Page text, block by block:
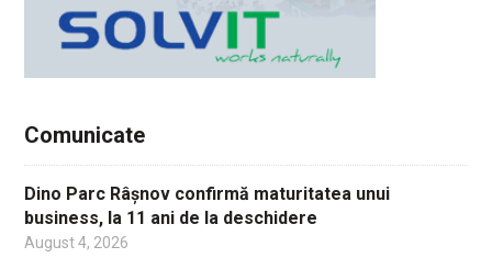
Comunicate
Dino Parc Râșnov confirmă maturitatea unui
business, la 11 ani de la deschidere
August 4, 2026